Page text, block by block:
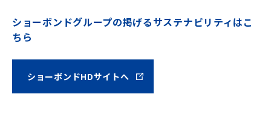
ショーボンドグループの掲げるサステナビリティはこ
ちら
ショーボンドHDサイトへ